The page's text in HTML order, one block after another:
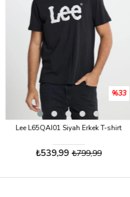
Lee L65QAI01 Siyah Erkek T-shirt
₺539,99 ₺799,99
%33